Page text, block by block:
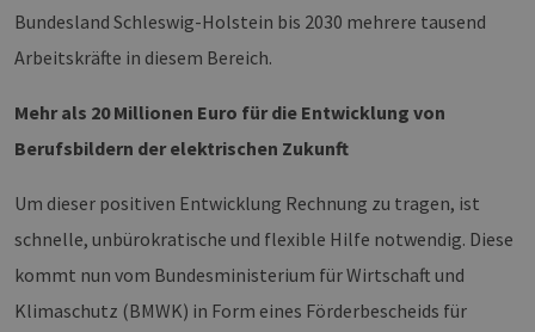
Bundesland Schleswig-Holstein bis 2030 mehrere tausend
Arbeitskräfte in diesem Bereich.
Mehr als 20 Millionen Euro für die Entwicklung von
Berufsbildern der elektrischen Zukunft
Um dieser positiven Entwicklung Rechnung zu tragen, ist
schnelle, unbürokratische und flexible Hilfe notwendig. Diese
kommt nun vom Bundesministerium für Wirtschaft und
Klimaschutz (BMWK) in Form eines Förderbescheids für